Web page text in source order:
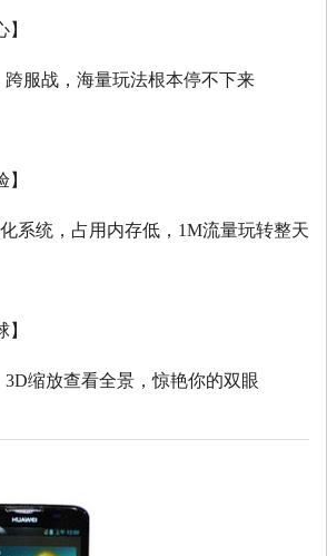
服战，海量玩法根本停不下来
系统，占用内存低， 1M流量玩转整天
3D缩放查看全景，惊艳你的双眼